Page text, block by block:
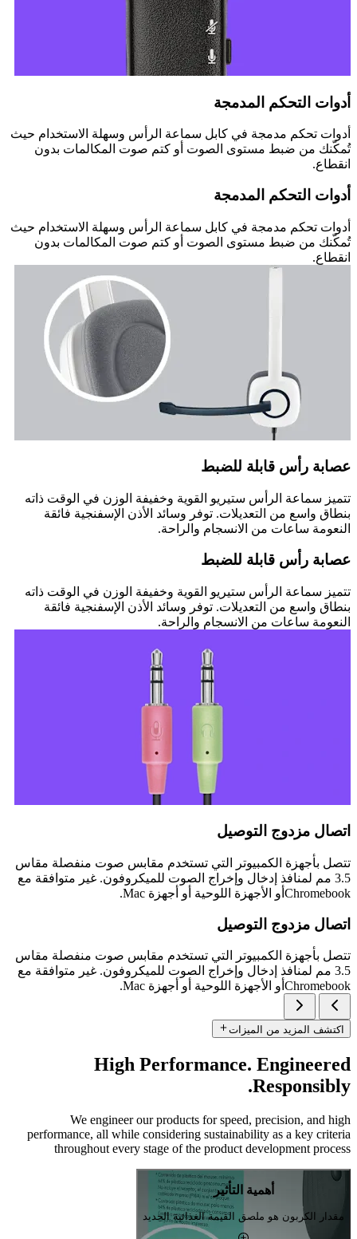
أدوات التحكم المدمجة
أدوات تحكم مدمجة في كابل سماعة الرأس وسهلة الاستخدام حيث
تُمكّنك من ضبط مستوى الصوت أو كتم صوت المكالمات بدون
انقطاع.
أدوات التحكم المدمجة
أدوات تحكم مدمجة في كابل سماعة الرأس وسهلة الاستخدام حيث
تُمكّنك من ضبط مستوى الصوت أو كتم صوت المكالمات بدون
انقطاع.
عصابة رأس قابلة للضبط
تتميز سماعة الرأس ستيريو القوية وخفيفة الوزن في الوقت ذاته
بنطاق واسع من التعديلات. توفر وسائد الأذن الإسفنجية فائقة
النعومة ساعات من الانسجام والراحة.
عصابة رأس قابلة للضبط
تتميز سماعة الرأس ستيريو القوية وخفيفة الوزن في الوقت ذاته
بنطاق واسع من التعديلات. توفر وسائد الأذن الإسفنجية فائقة
النعومة ساعات من الانسجام والراحة.
اتصال مزدوج التوصيل
تتصل بأجهزة الكمبيوتر التي تستخدم مقابس صوت منفصلة مقاس
3.5 مم لمنافذ إدخال وإخراج الصوت للميكروفون. غير متوافقة مع
Chromebookأو الأجهزة اللوحية أو أجهزة Mac.
اتصال مزدوج التوصيل
تتصل بأجهزة الكمبيوتر التي تستخدم مقابس صوت منفصلة مقاس
3.5 مم لمنافذ إدخال وإخراج الصوت للميكروفون. غير متوافقة مع
Chromebookأو الأجهزة اللوحية أو أجهزة Mac.
اكتشف المزيد من الميزات
High Performance. Engineered
Responsibly.
We engineer our products for speed, precision, and high
performance, all while considering sustainability as a key criteria
throughout every stage of the product development process
أهمية التأثير
مقدار الكربون هو ملصق القيمة الغذائية الجديد